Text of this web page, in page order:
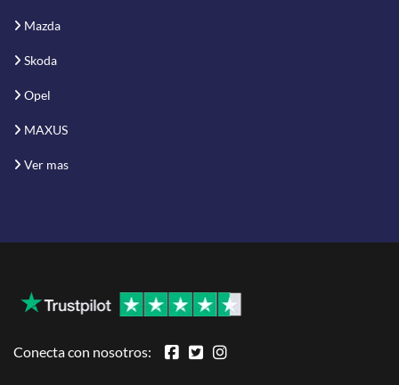
Mazda
Skoda
Opel
MAXUS
Ver mas
Conecta con nosotros: